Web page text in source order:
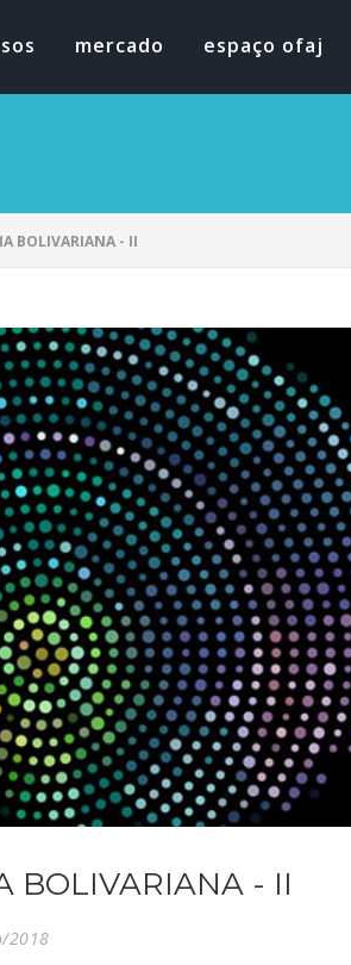
mercado espaço ofaj
BOLIVARIANA - II
BOLIVARIANA - II
2018